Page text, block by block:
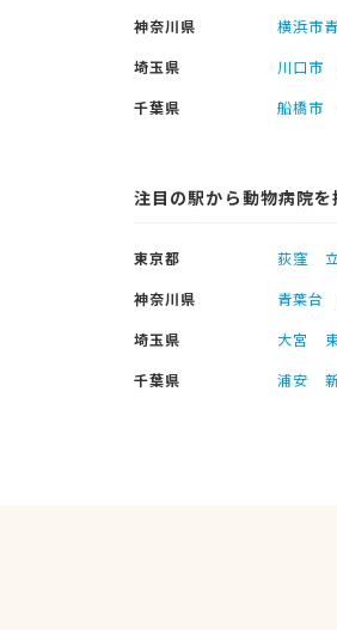
神奈川県
横浜市
埼玉県
川口市
千葉県
船橋市
注目の駅から動物病院を
東京都 荻窪
神奈川県
青葉台
埼玉県
大宮
千葉県
浦安